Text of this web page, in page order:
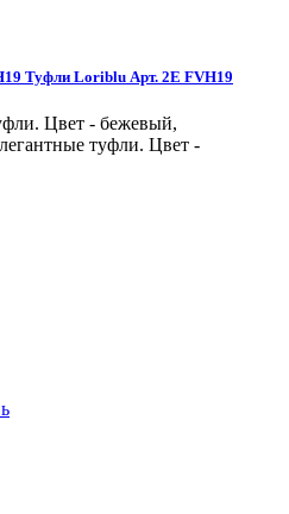
Туфли Loriblu Арт. 2E FVH19
Цвет - бежевый,
туфли. Цвет -